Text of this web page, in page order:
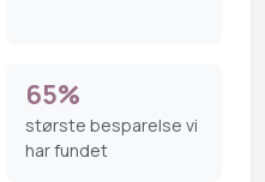
65%
største besparelse vi
har fundet